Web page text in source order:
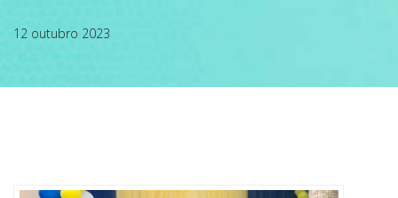
12 outubro 2023